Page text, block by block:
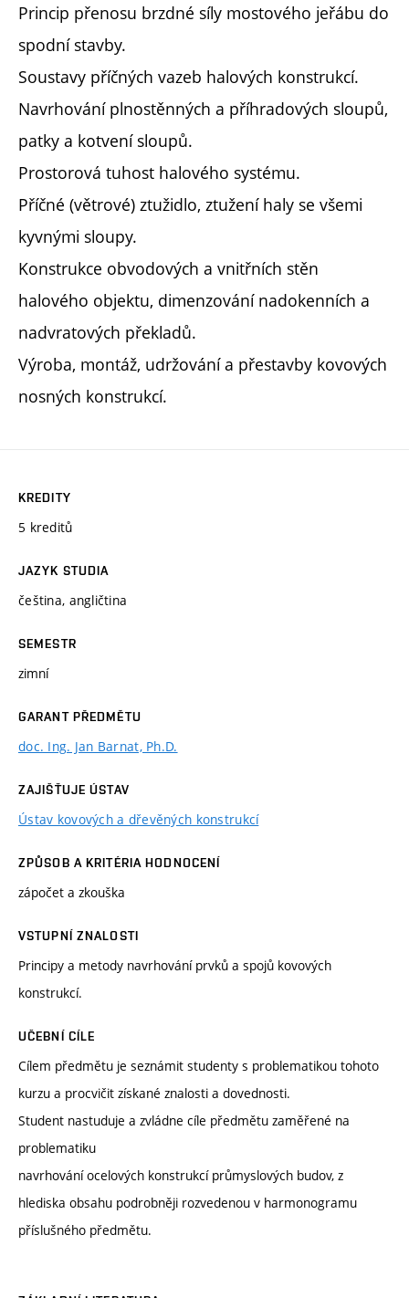
Princip přenosu brzdné síly mostového jeřábu do
spodní stavby.
Soustavy příčných vazeb halových konstrukcí.
Navrhování plnostěnných a příhradových sloupů,
patky a kotvení sloupů.
Prostorová tuhost halového systému.
Příčné (větrové) ztužidlo, ztužení haly se všemi
kyvnými sloupy.
Konstrukce obvodových a vnitřních stěn
halového objektu, dimenzování nadokenních a
nadvratových překladů.
Výroba, montáž, udržování a přestavby kovových
nosných konstrukcí.
KREDITY
5 kreditů
JAZYK STUDIA
čeština, angličtina
SEMESTR
zimní
GARANT PŘEDMĚTU
doc. Ing. Jan Barnat, Ph.D.
ZAJIŠŤUJE ÚSTAV
Ústav kovových a dřevěných konstrukcí
ZPŮSOB A KRITÉRIA HODNOCENÍ
zápočet a zkouška
VSTUPNÍ ZNALOSTI
Principy a metody navrhování prvků a spojů kovových
konstrukcí.
UČEBNÍ CÍLE
Cílem předmětu je seznámit studenty s problematikou tohoto
kurzu a procvičit získané znalosti a dovednosti.
Student nastuduje a zvládne cíle předmětu zaměřené na
problematiku
navrhování ocelových konstrukcí průmyslových budov, z
hlediska obsahu podrobněji rozvedenou v harmonogramu
příslušného předmětu.